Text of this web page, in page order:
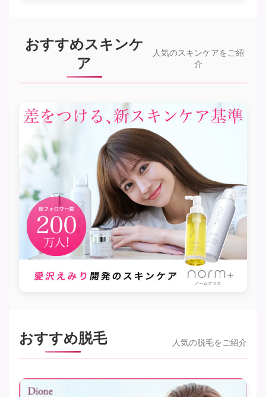
おすすめスキンケ
ア
人気のスキンケアをご紹
介
おすすめ脱毛 人気の脱毛をご紹介